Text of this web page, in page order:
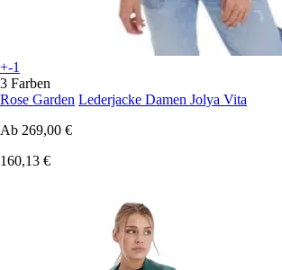
+-1
3 Farben
Rose Garden Lederjacke Damen Jolya Vita
Ab 269,00 €
160,13 €